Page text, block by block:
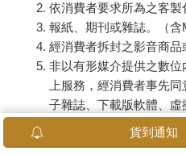
依消費者要求所為之客製
報紙、期刊或雜誌。（含
經消費者拆封之影音商品
非以有形媒介提供之數
上服務，經消費者事先
子雜誌、下載版軟體、虛
已拆封之個人衛生用品
貨到通知